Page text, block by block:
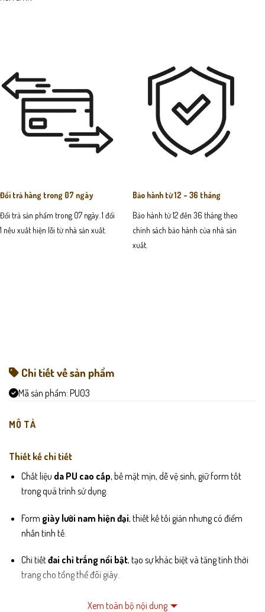
Đổi trả hàng trong 07 ngày
Đổi trả sản phẩm trong 07 ngày. 1 đổi
1 nếu xuất hiện lỗi từ nhà sản xuất.
Bảo hành từ 12 - 36 tháng
Bảo hành từ 12 đến 36 tháng theo
chính sách bảo hành của nhà sản
xuất.
Chi tiết về sản phẩm
Mã sản phẩm: PU03
MÔ TẢ
Thiết kế chi tiết
Chất liệu da PU cao cấp, bề mặt mịn, dễ vệ sinh, giữ form tốt
trong quá trình sử dụng.
Form giày lười nam hiện đại, thiết kế tối giản nhưng có điểm
nhấn tinh tế.
Chi tiếtđai chỉ trắng nổi bật, tạo sự khác biệt và tăng tính thời
trang cho tổng thể đôi giày.
Lót trong êm ái, hạn chế hầm bí, mang thoải mái khi sử dụng cả
Xem toàn bộ nội dung